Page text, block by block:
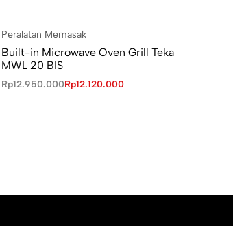
Peralatan Memasak
Built-in Microwave Oven Grill Teka
MWL 20 BIS
Rp12.950.000Rp12.120.000